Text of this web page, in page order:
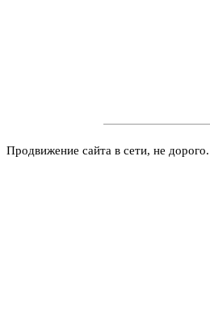
Продвижение сайта в сети, не дорого.